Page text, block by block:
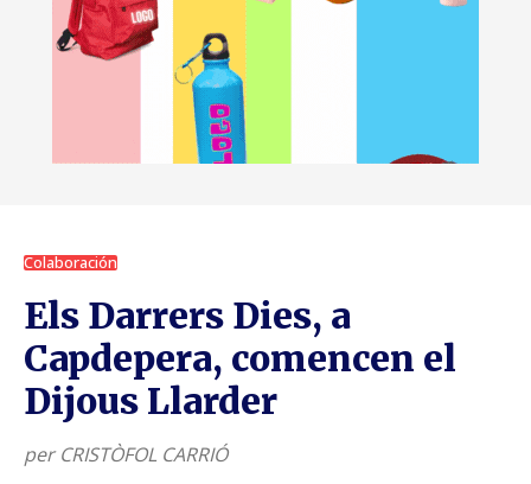
Colaboración
Els Darrers Dies, a
Capdepera, comencen el
Dijous Llarder
per CRISTÒFOL CARRIÓ